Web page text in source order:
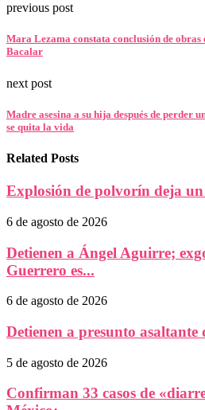
previous post
Mara Lezama constata conclusión de
Bacalar
next post
Madre asesina a su hija después de perder
se quita la vida
Related Posts
Explosión de polvorín deja
6 de agosto de 2026
Detienen a Ángel Aguirre;
Guerrero es...
6 de agosto de 2026
Detienen a presunto
5 de agosto de 2026
Confirman 33 casos de